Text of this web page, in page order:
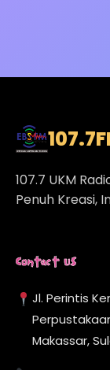
107.7
107.7 UKM
Penuh Kreasi,
Contact Us
Jl. Perintis
Makassar,